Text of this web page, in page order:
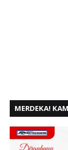
MERDEKA!